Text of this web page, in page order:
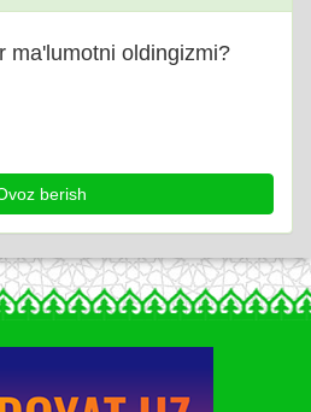
ma'lumotni oldingizmi?